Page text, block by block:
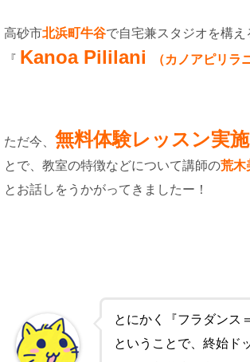
高砂市北浜町牛谷で自宅兼スタジオを構え
『 Kanoa Pililani （カノアピリラ
ただ今、 無料体験レッスン実施
とで、教室の特徴などについて講師の荒木
とお話しをうかがってきましたー！
とにかく『フラダンス
ということで、終始ド